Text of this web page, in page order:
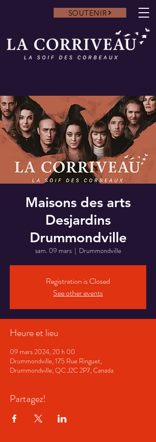
SOUTENIR
Maisons des arts
Desjardins
Drummondville
sam. 09 mars
  |
Drummondville
Registration is Closed
See other events
Heure et lieu
09 mars 2024, 20 h 00
Drummondville, 175 Rue Ringuet,
Drummondville, QC J2C 2P7, Canada
Partagez!